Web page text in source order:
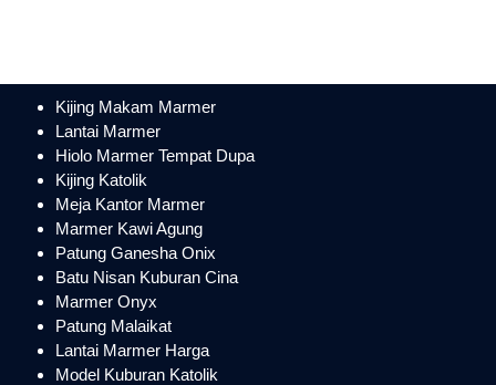
Kijing Makam Marmer
Lantai Marmer
Hiolo Marmer Tempat Dupa
Kijing Katolik
Meja Kantor Marmer
Marmer Kawi Agung
Patung Ganesha Onix
Batu Nisan Kuburan Cina
Marmer Onyx
Patung Malaikat
Lantai Marmer Harga
Model Kuburan Katolik